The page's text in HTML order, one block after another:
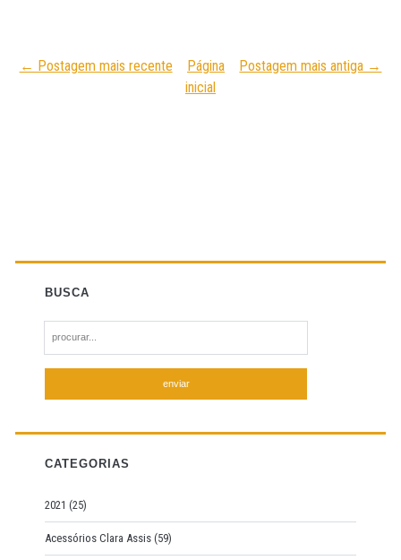
← Postagem mais recente Postagem mais antiga →
Página
inicial
BUSCA
e
f
r
:
CATEGORIAS
2021 (25)
Acessórios Clara Assis (59)